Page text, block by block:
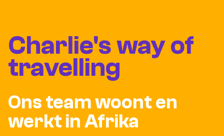
Charlie's way of
travelling
Ons team woont en
werkt in Afrika